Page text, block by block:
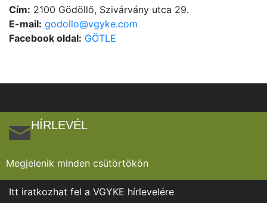
Cím: 2100 Gödöllő, Szivárvány utca 29.
E-mail: godollo@vgyke.com
Facebook oldal: GÖTLE
HÍRLEVÉL
Megjelenik minden csütörtökön
Itt iratkozhat fel a VGYKE hírlevelére